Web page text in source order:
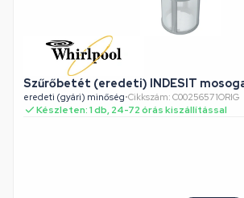
Szűrőbetét (eredeti) INDESIT
eredeti (gyári) minőség•Cikkszám: C00256571ORIG
Készleten: 1 db, 24-72 órás kiszállítással